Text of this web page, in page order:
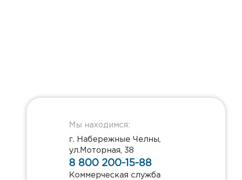
Мы находимся:
г. Набережные Челны,
ул.Моторная, 38
8 800 200-15-88
Коммерческая служба